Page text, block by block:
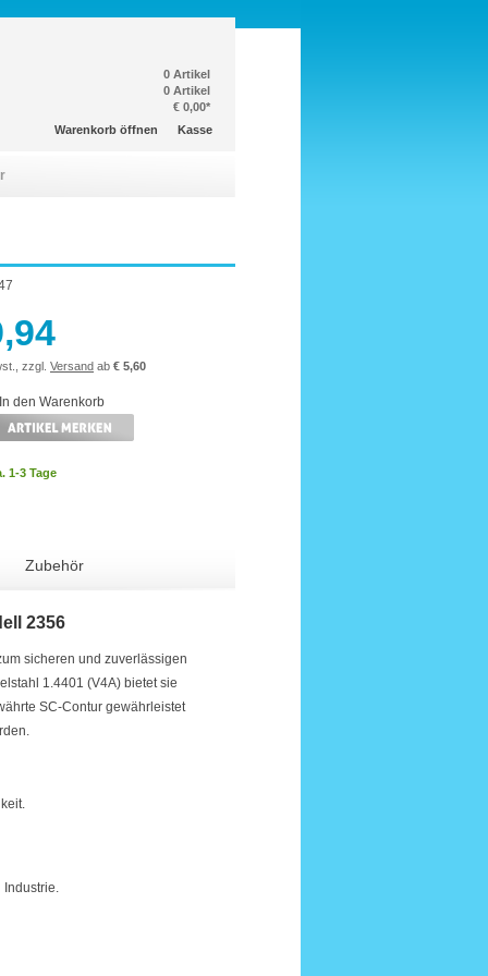
zzgl. Versand ab € 5,60
1-3 Tage
Zubehör
2356
sicheren und zuverlässigen
1.4401 (V4A) bietet sie
SC-Contur gewährleistet
0 Artikel
0 Artikel
€ 0,00*
Warenkorb öffnen
Kasse